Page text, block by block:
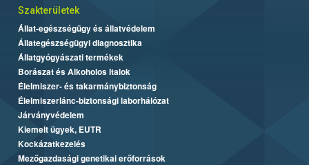
Szakterületek
Állat-egészségügy és állatvédelem
Állategészségügyi diagnosztika
Állatgyógyászati termékek
Borászat és Alkoholos Italok
Élelmiszer- és takarmánybiztonság
Élelmiszerlánc-biztonsági laborhálózat
Járványvédelem
Kiemelt ügyek, EUTR
Kockázatkezelés
Mezőgazdasági genetikai erőforrások